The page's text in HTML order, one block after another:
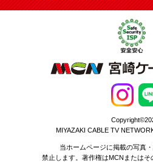
MIYAZAKI CABLE TV
当ホームページに掲載の写真
禁止します。著作権はMCNまたはそ